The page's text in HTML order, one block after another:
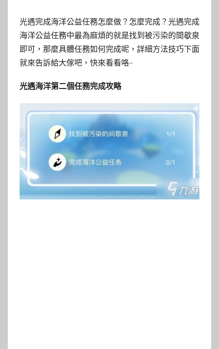
光遇完成海洋公益任務怎麼做？怎麼完成？光遇完成
海洋公益任務中最為麻煩的就是找到被污染的間歇泉
即可，那麼具體任務如何完成呢，詳細方法技巧下面
就來告訴給大傢吧，快來看看咯~
光遇海洋第二個任務完成攻略